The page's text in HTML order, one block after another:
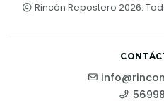
Rincón Repostero 2026.